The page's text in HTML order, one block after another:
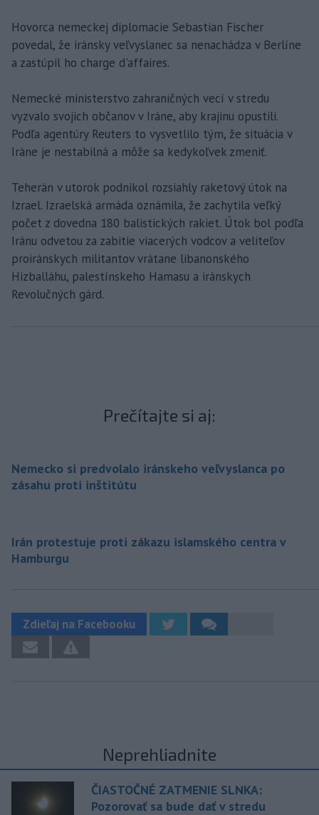
Hovorca nemeckej diplomacie Sebastian Fischer
povedal, že iránsky veľvyslanec sa nenachádza v Berlíne
a zastúpil ho charge d'affaires.
Nemecké ministerstvo zahraničných vecí v stredu
vyzvalo svojich občanov v Iráne, aby krajinu opustili.
Podľa agentúry Reuters to vysvetlilo tým, že situácia v
Iráne je nestabilná a môže sa kedykoľvek zmeniť.
Teherán v utorok podnikol rozsiahly raketový útok na
Izrael. Izraelská armáda oznámila, že zachytila veľký
počet z dovedna 180 balistických rakiet. Útok bol podľa
Iránu odvetou za zabitie viacerých vodcov a veliteľov
proiránskych militantov vrátane libanonského
Hizballáhu, palestínskeho Hamasu a iránskych
Revolučných gárd.
Prečítajte si aj:
Nemecko si predvolalo iránskeho veľvyslanca po
zásahu proti inštitútu
Irán protestuje proti zákazu islamského centra v
Hamburgu
Zdieľaj na Facebooku
Neprehliadnite
ČIASTOČNÉ ZATMENIE SLNKA:
Pozorovať sa bude dať v stredu